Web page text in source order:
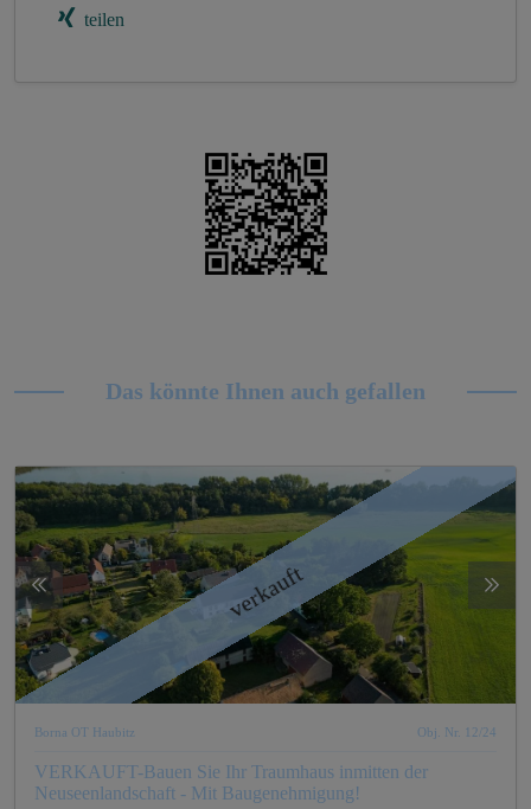
teilen
Das könnte Ihnen auch gefallen
verkauft
Borna OT Haubitz Obj. Nr. 12/24
VERKAUFT-Bauen Sie Ihr Traumhaus inmitten der
Neuseenlandschaft - Mit Baugenehmigung!